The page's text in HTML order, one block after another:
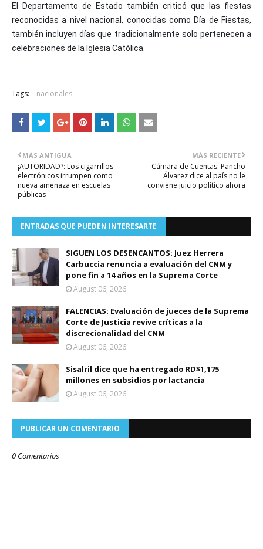
El Departamento de Estado también criticó que las fiestas
reconocidas a nivel nacional, conocidas como Día de Fiestas,
también incluyen días que tradicionalmente solo pertenecen a
celebraciones de la Iglesia Católica.
Tags: nacionales
MÁS RECIENTE
Cámara de Cuentas: Pancho
Álvarez dice al país no le
conviene juicio político ahora
MÁS ANTIGUA
¡AUTORIDAD?: Los cigarrillos
electrónicos irrumpen como
nueva amenaza en escuelas
públicas
ENTRADAS QUE PUEDEN INTERESARTE
SIGUEN LOS DESENCANTOS: Juez Herrera
Carbuccia renuncia a evaluación del CNM y
pone fin a 14 años en la Suprema Corte
August 06, 2026
FALENCIAS: Evaluación de jueces de la Suprema
Corte de Justicia revive críticas a la
discrecionalidad del CNM
August 06, 2026
Sisalril dice que ha entregado RD$1,175
millones en subsidios por lactancia
August 06, 2026
PUBLICAR UN COMENTARIO
0 Comentarios